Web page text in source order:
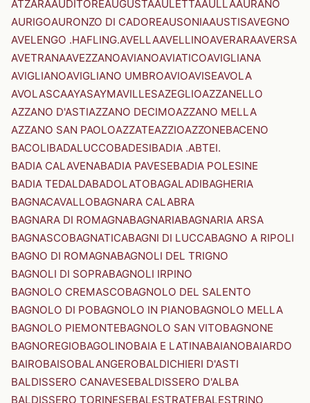
ATZARAAUDITOREAUGUSTAAULETTAAULLAAURANO
AURIGOAURONZO DI CADOREAUSONIAAUSTISAVEGNO
AVELENGO .HAFLING.AVELLAAVELLINOAVERARAAVERSA
AVETRANAAVEZZANOAVIANOAVIATICOAVIGLIANA
AVIGLIANOAVIGLIANO UMBROAVIOAVISEAVOLA
AVOLASCAAYASAYMAVILLESAZEGLIOAZZANELLO
AZZANO D'ASTIAZZANO DECIMOAZZANO MELLA
AZZANO SAN PAOLOAZZATEAZZIOAZZONEBACENO
BACOLIBADALUCCOBADESIBADIA .ABTEI.
BADIA CALAVENABADIA PAVESEBADIA POLESINE
BADIA TEDALDABADOLATOBAGALADIBAGHERIA
BAGNACAVALLOBAGNARA CALABRA
BAGNARA DI ROMAGNABAGNARIABAGNARIA ARSA
BAGNASCOBAGNATICABAGNI DI LUCCABAGNO A RIPOLI
BAGNO DI ROMAGNABAGNOLI DEL TRIGNO
BAGNOLI DI SOPRABAGNOLI IRPINO
BAGNOLO CREMASCOBAGNOLO DEL SALENTO
BAGNOLO DI POBAGNOLO IN PIANOBAGNOLO MELLA
BAGNOLO PIEMONTEBAGNOLO SAN VITOBAGNONE
BAGNOREGIOBAGOLINOBAIA E LATINABAIANOBAIARDO
BAIROBAISOBALANGEROBALDICHIERI D'ASTI
BALDISSERO CANAVESEBALDISSERO D'ALBA
BALDISSERO TORINESEBALESTRATEBALESTRINO